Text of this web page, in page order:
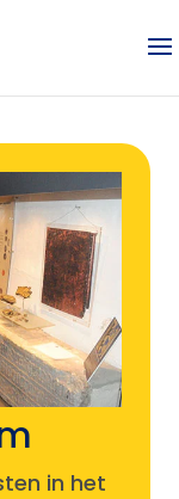
in het